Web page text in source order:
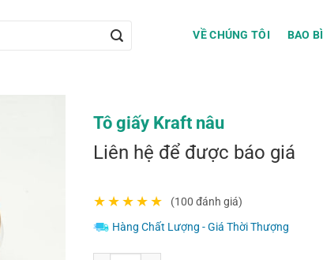
VỀ CHÚNG TÔI BAO BÌ
Tô giấy Kraft nâu
Liên hệ để được báo giá
★★★★★ (100 đánh giá)
Hàng Chất Lượng - Giá Thời Thượng